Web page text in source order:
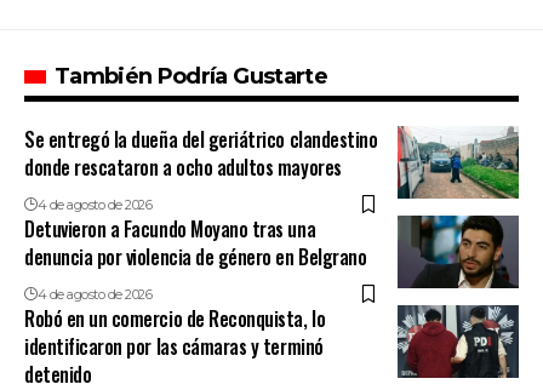
También Podría Gustarte
Se entregó la dueña del geriátrico clandestino
donde rescataron a ocho adultos mayores
4 de agosto de 2026
Detuvieron a Facundo Moyano tras una
denuncia por violencia de género en Belgrano
4 de agosto de 2026
Robó en un comercio de Reconquista, lo
identificaron por las cámaras y terminó
detenido